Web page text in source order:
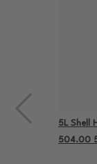
5L Shell
504.00